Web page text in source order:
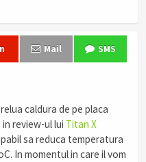
Mail SMS
caldura de pe placa
review-ul lui Titan X
sa reduca temperatura
In momentul in care il vom